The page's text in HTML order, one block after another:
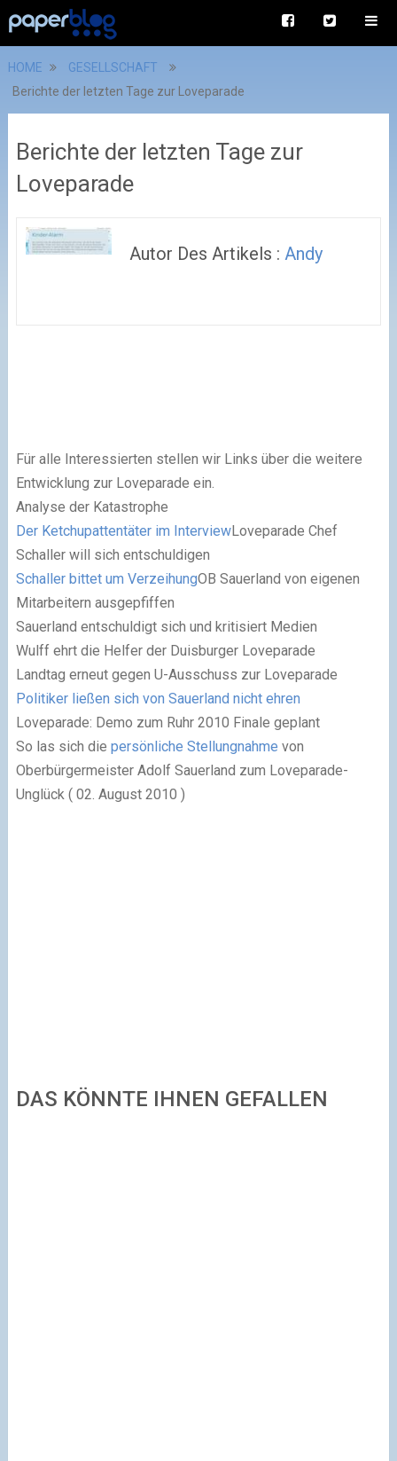
HOME
GESELLSCHAFT
Berichte der letzten Tage zur Loveparade
Berichte der letzten Tage zur
Loveparade
Autor Des Artikels :Andy
Für alle Interessierten stellen wir Links über die weitere
Entwicklung zur Loveparade ein.
Analyse der Katastrophe
Der Ketchupattentäter im InterviewLoveparade Chef
Schaller will sich entschuldigen
Schaller bittet um VerzeihungOB Sauerland von eigenen
Mitarbeitern ausgepfiffen
Sauerland entschuldigt sich und kritisiert Medien
Wulff ehrt die Helfer der Duisburger Loveparade
Landtag erneut gegen U-Ausschuss zur Loveparade
Politiker ließen sich von Sauerland nicht ehren
Loveparade: Demo zum Ruhr 2010 Finale geplant
So las sich die persönliche Stellungnahme von
Oberbürgermeister Adolf Sauerland zum Loveparade-
Unglück ( 02. August 2010 )
DAS KÖNNTE IHNEN GEFALLEN